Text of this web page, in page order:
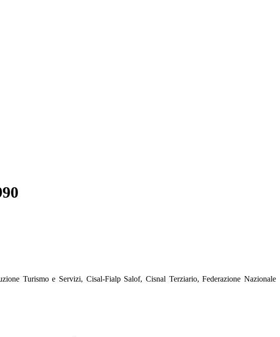
Turismo e Servizi, Cisal-Fialp Salof, Cisnal Terziario, Federazione Nazionale